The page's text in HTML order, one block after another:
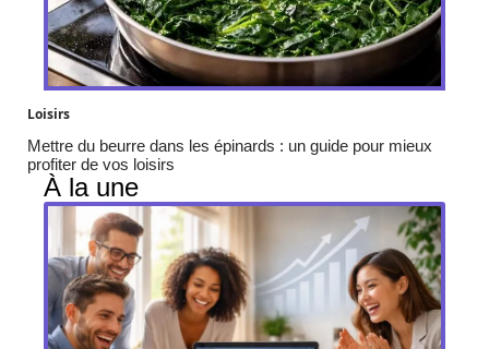
Loisirs
Mettre du beurre dans les épinards : un guide pour mieux
profiter de vos loisirs
À la une